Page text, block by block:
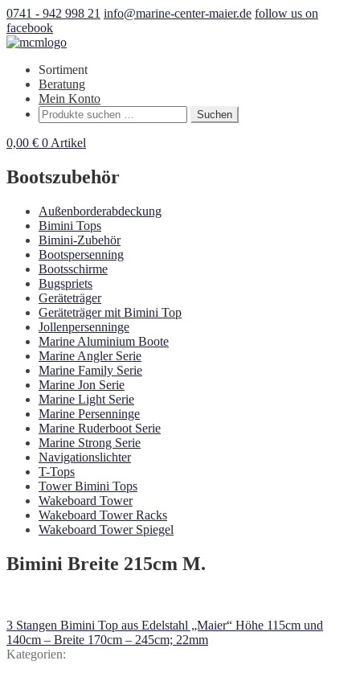
0741 - 942 998 21 info@marine-center-maier.de follow us on
facebook
Sortiment
Beratung
Mein Konto
Suchen
nach:
Suchen
0,00 € 0 Artikel
Bootszubehör
Außenborderabdeckung
Bimini Tops
Bimini-Zubehör
Bootspersenning
Bootsschirme
Bugspriets
Geräteträger
Geräteträger mit Bimini Top
Jollenpersenninge
Marine Aluminium Boote
Marine Angler Serie
Marine Family Serie
Marine Jon Serie
Marine Light Serie
Marine Persenninge
Marine Ruderboot Serie
Marine Strong Serie
Navigationslichter
T-Tops
Tower Bimini Tops
Wakeboard Tower
Wakeboard Tower Racks
Wakeboard Tower Spiegel
Bimini Breite 215cm M.
Beitragsnavigation
Vorheriger
Beitrag:
3 Stangen Bimini Top aus Edelstahl „Maier“ Höhe 115cm und
140cm – Breite 170cm – 245cm; 22mm
Kategorien: